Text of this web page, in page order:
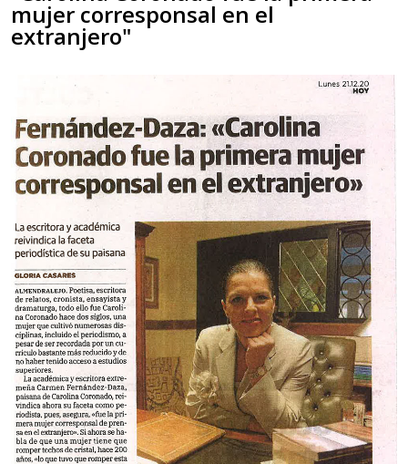
mujer corresponsal en el
extranjero"